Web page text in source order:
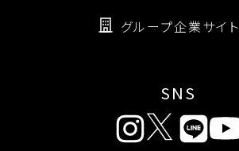
グループ企業サイト
SNS